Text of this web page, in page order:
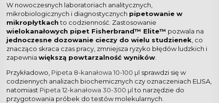
W nowoczesnych laboratoriach analitycznych,
mikrobiologicznych i diagnostycznych pipetowanie w
mikropłytkachto codzienność. Zastosowanie
wielokanałowych pipet Fisherbrand™ Elite™ pozwala na
jednoczesne dozowanie cieczy do wielu studzienek , co
znacząco skraca czas pracy, zmniejsza ryzyko błędów ludzkich i
zapewnia większą powtarzalność wyników
Przykładowo, Pipeta 8-kanałowa 10-100 µl sprawdzi się w
codziennych analizach biochemicznych czy oznaczeniach ELISA,
natomiast Pipeta 12-kanałowa 30-300 µlto narzędzie do
przygotowania próbek do testów molekularnych.